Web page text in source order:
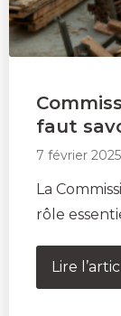
faut
7 février 2025
La
rôle
Lire